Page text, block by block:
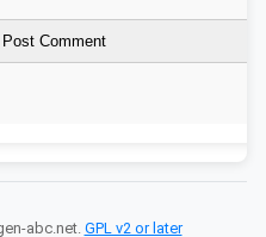
abc.net. GPL v2 or later